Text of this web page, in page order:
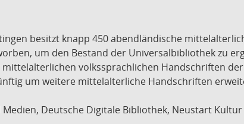
besitzt knapp 450 abendländische
um den Bestand der Universalbibliothek zu
volkssprachlichen Handschriften
um weitere mittelalterliche Handschriften
Deutsche Digitale Bibliothek, Neustart